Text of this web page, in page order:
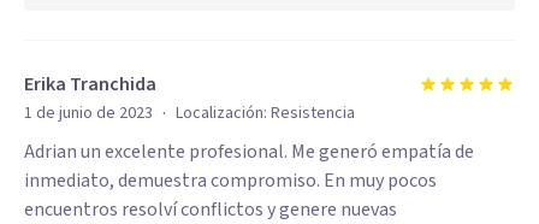
Erika Tranchida
1 de junio de 2023 · Localización: Resistencia
Adrian un excelente profesional. Me generó empatía de
inmediato, demuestra compromiso. En muy pocos
encuentros resolví conflictos y genere nuevas